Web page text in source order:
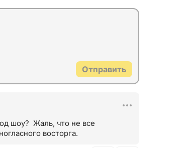
Отправить
шоу?  Жаль, что не все
восторга.